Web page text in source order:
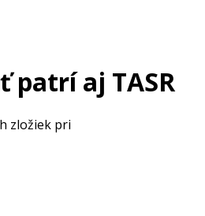
patrí aj TASR
zložiek pri